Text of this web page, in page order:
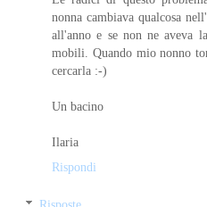
nonna cambiava qualcosa
all'anno e se non ne aveva
mobili. Quando mio nonno
cercarla :-)
Un bacino
Ilaria
Rispondi